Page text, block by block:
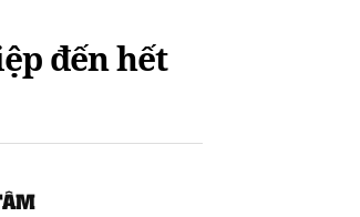
đến hết